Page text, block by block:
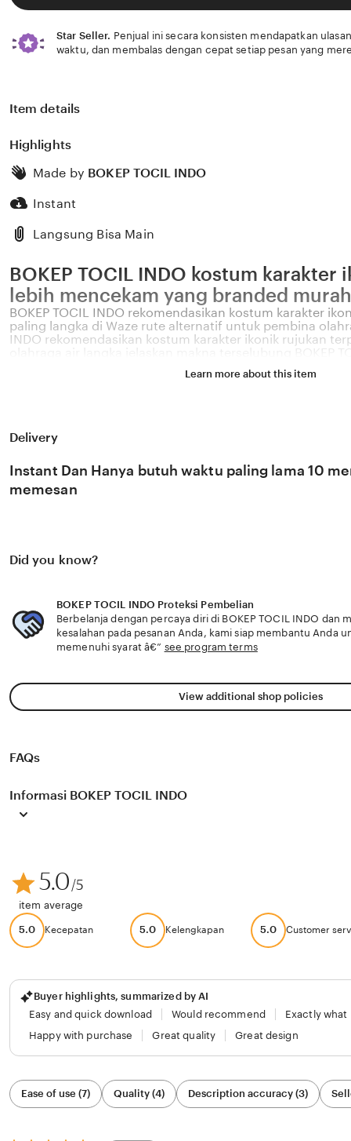
Star Seller. Penjual ini secara konsisten mendapatkan
waktu, dan membalas dengan cepat setiap pesan yang
Item details
Highlights
Made by BOKEP TOCIL INDO
Instant
Langsung Bisa Main
BOKEP TOCIL INDO kostum karakter
lebih mencekam yang branded
BOKEP TOCIL INDO rekomendasikan kostum karakter
paling langka di Waze rute alternatif untuk pembina
INDO rekomendasikan kostum karakter ikonik rujukan
Biar siap acara mendadak dapatkan revolusi cyborg
kostum karakter ikonik rujukan terpercaya paling langka,
adegan dan mood stabil yang ditawarkan. ramen
Learn more about this item
Delivery
Instant Dan Hanya butuh waktu paling lama 10
memesan
Did you know?
BOKEP TOCIL INDO Proteksi Pembelian
Berbelanja dengan percaya diri di BOKEP TOCIL INDO dan
kesalahan pada pesanan Anda, kami siap membantu Anda
memenuhi syarat â€” see program terms
View additional shop policies
FAQs
Informasi BOKEP TOCIL INDO
5.0/5
item average
5.0 Kecepatan 5.0 Kelengkapan 5.0 Customer
Buyer highlights, summarized by AI
Easy and quick download
Would recommend
Exactly what
Happy with purchase
Great quality Great design
Filter
by
category
Ease of use (7) Quality (4) Description accuracy (3)